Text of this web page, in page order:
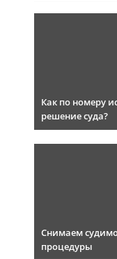
Как по номеру
решение суда?
Снимаем
процедуры